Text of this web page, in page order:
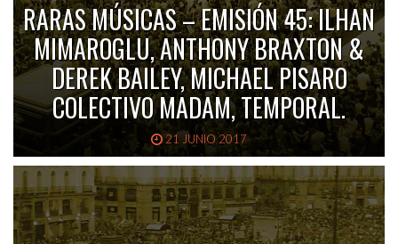
RARAS MÚSICAS – EMISIÓN 45: ILHAN
MIMAROGLU, ANTHONY BRAXTON &
DEREK BAILEY, MICHAEL PISARO
COLECTIVO MADAM, TEMPORAL.
21 JUNIO 2017